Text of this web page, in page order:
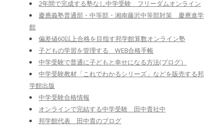
2年間で完成する塾なし中学受験 フリーダムオンライン
慶應義塾普通部・中等部・湘南藤沢中等部対策 慶應進学
館
偏差値60以上合格を目指す邦学館算数オンライン塾
子どもの学習を管理する WEB合格手帳
中学受験で普通に子どもと幸せになる方法(ブログ）
中学受験教材「これでわかるシリーズ」などを販売する邦
学館出版
中学受験合格情報
オンラインで完結する中学受験 田中貴社中
邦学館代表 田中貴のブログ